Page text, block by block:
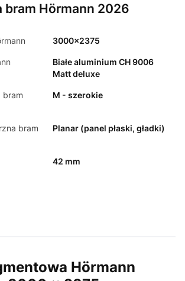
bram Hörmann 2026
3000x2375
Białe aluminium CH 9006
Matt deluxe
bram
M - szerokie
bram
Planar (panel płaski, gładki)
42 mm
Hörmann